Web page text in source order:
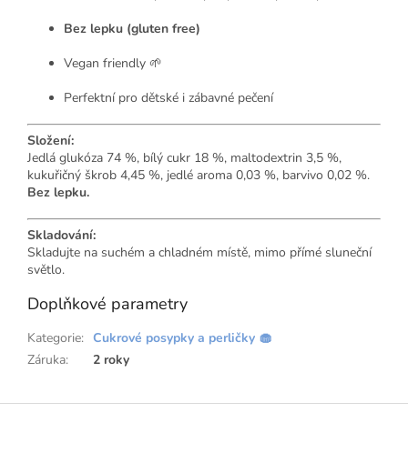
Bez lepku (gluten free)
Vegan friendly 🌱
Perfektní pro dětské i zábavné pečení
Složení:
Jedlá glukóza 74 %, bílý cukr 18 %, maltodextrin 3,5 %,
kukuřičný škrob 4,45 %, jedlé aroma 0,03 %, barvivo 0,02 %.
Bez lepku.
Skladování:
Skladujte na suchém a chladném místě, mimo přímé sluneční
světlo.
Doplňkové parametry
Kategorie: Cukrové posypky a perličky 🧁
Záruka: 2 roky
Z